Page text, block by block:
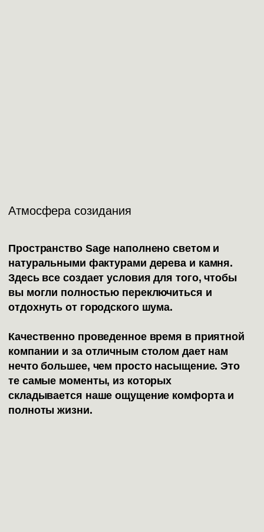
Атмосфера созидания
Пространство Sage наполнено светом и
натуральными фактурами дерева и камня.
Здесь все создает условия для того, чтобы
вы могли полностью переключиться и
отдохнуть от городского шума.
Качественно проведенное время в приятной
компании и за отличным столом дает нам
нечто большее, чем просто насыщение. Это
те самые моменты, из которых
складывается наше ощущение комфорта и
полноты жизни.